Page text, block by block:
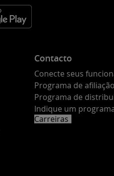
Contacto
Conecte seus
Programa de afiliação
Programa de
Indique um
Carreiras